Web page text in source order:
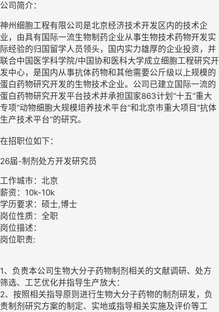
公司简介：
神州细胞工程有限公司是北京经济技术开发区内的技术企
业，由具有国际一流生物制药企业从事生物技术药物开发实
际经验的归国留学人员领头，国内实力雄厚的企业投资，并
联合中国医学科学院/中国协和医科大学成立细胞工程研究开
发中心，是国内从事抗体药物和其他需要公斤级以上规模的
蛋白药物研究开发的生物技术企业。公司已建立国际一流的
蛋白药物研究开发平台技术并承担国家863计划“十五”重大
专项“动物细胞大规模培养技术平台”和北京市重大项目“抗体
生产技术平台”的研究。
在招职位如下：
26届-制剂处方开发研究员
工作城市：北京
薪资：10k-10k
学历要求：硕士,博士
岗位性质：全职
岗位描述：
岗位职责:
1、负责本公司生物大分子药物制剂相关的文献调研、处方
筛选、工艺优化并指导生产放大：
2、按照相关指导原则进行生物大分子药物的制剂研发，负
责制剂研究方案的制定、实地或指导相关实施及评价等工